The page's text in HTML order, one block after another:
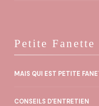
Petite Fanette
MAIS QUI EST PETITE
CONSEILS D'ENTRETIEN